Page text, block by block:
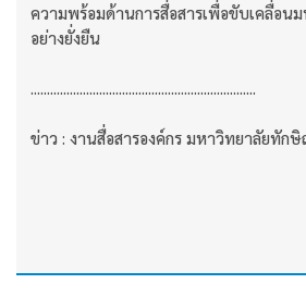
ความพร้อมด้านการสื่อสารเพื่อขับเคลื่อน
อย่างยั่งยืน
.....................................................................
ข่าว : งานสื่อสารองค์กร มหาวิทยาลัยทัก